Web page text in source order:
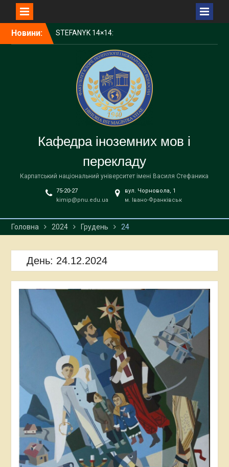
Новини:
STEFANYK 14×14:
Науковий пікнік Open Day
КНУВС — серед лідерів
України за науковим
впливом у CWTS Leiden
Ranking Open Edition 2025
1000 доларів для
студентів КНУВС:
стартував конкурс від
Досліджень
Запрошуємо на
відзначення Дня
університету!
Кафедра іноземних мов і
перекладу
Карпатський національний університет імені Василя Стефаника
75-20-27
kimip@pnu.edu.ua
вул. Чорновола, 1
м. Івано-Франківськ
Головна 2024 Грудень 24
День: 24.12.2024